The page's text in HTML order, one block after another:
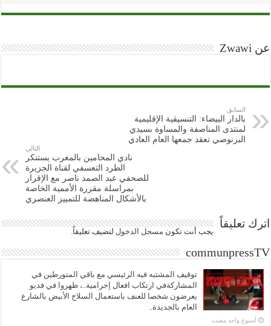
عن Zwawi
السابق
بالدار البيضاء: التنسيقية الإقليمية
لمنتدى المناصفة والمساوة بسيدي
البرنوصي تعقد جمعها العام العادي
التالي
نادي المحامين بالمغرب يستنكر
الطرد التعسفي لقناة الجزيرة
للصحفي عبد الصمد ناصر مع الإقرار
بمراسلة مقررة الأممية الخاصة
بالأشكال المناهضة للتمييز العنصري
اترك تعليقاً
يجب أنت تكون مسجل الدخول لتضيف تعليقاً.
communpressTV
توقيف المشتبه فيه الرئيسي مع باقي المتورطين في
المشاركةفي ارتكاب افعال إجرامية..، ظهروا في فديو
يعرضون شخصا للعنف باستعمال السلاح الأبيض بالشارع
العام بالجديدة..
‏أسبوع واحد مضت